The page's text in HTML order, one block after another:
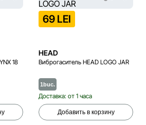
18
69 LEI
HEAD
Виброгаситель HEAD LOGO JAR
1buc.
Доставка: от 1 часа
Добавить в корзину